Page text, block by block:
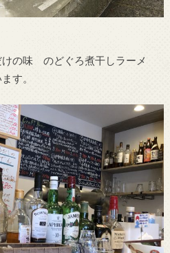
けの味 のどぐろ煮干しラーメ
す。